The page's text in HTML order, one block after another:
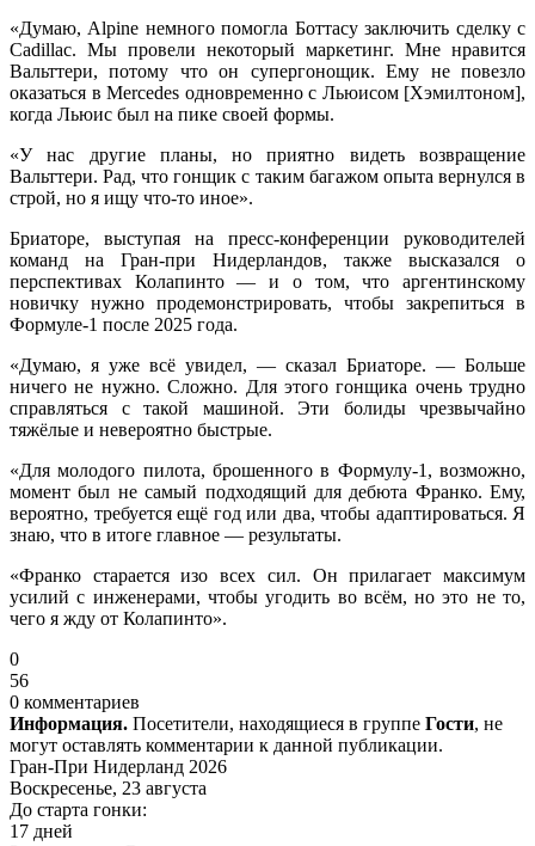
«Думаю, Alpine немного помогла Боттасу заключить сделку с
Cadillac. Мы провели некоторый маркетинг. Мне нравится
Вальттери, потому что он супергонощик. Ему не повезло
оказаться в Mercedes одновременно с Льюисом [Хэмилтоном],
когда Льюис был на пике своей формы.
«У нас другие планы, но приятно видеть возвращение
Вальттери. Рад, что гонщик с таким багажом опыта вернулся в
строй, но я ищу что-то иное».
Бриаторе, выступая на пресс-конференции руководителей
команд на Гран-при Нидерландов, также высказался о
перспективах Колапинто — и о том, что аргентинскому
новичку нужно продемонстрировать, чтобы закрепиться в
Формуле-1 после 2025 года.
«Думаю, я уже всё увидел, — сказал Бриаторе. — Больше
ничего не нужно. Сложно. Для этого гонщика очень трудно
справляться с такой машиной. Эти болиды чрезвычайно
тяжёлые и невероятно быстрые.
«Для молодого пилота, брошенного в Формулу-1, возможно,
момент был не самый подходящий для дебюта Франко. Ему,
вероятно, требуется ещё год или два, чтобы адаптироваться. Я
знаю, что в итоге главное — результаты.
«Франко старается изо всех сил. Он прилагает максимум
усилий с инженерами, чтобы угодить во всём, но это не то,
чего я жду от Колапинто».
0
56
0 комментариев
Информация. Посетители, находящиеся в группе Гости, не
могут оставлять комментарии к данной публикации.
Гран-При Нидерланд 2026
Воскресенье, 23 августа
До старта гонки:
17 дней